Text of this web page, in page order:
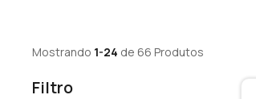
Mostrando 1-24 de 66 Produtos
Filtro